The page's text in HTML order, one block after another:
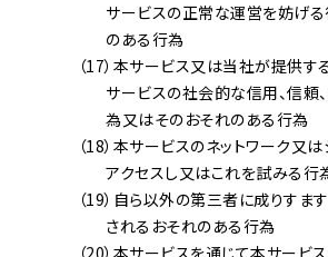
サービスの正常な運営を妨げ
のある行為
（17）本サービス又は当社が提供
サービスの社会的な信用、信頼
為又はそのおそれのある行為
（18）本サービスのネットワーク又
アクセスし又はこれを試みる行
（19）自ら以外の第三者に成りすま
されるおそれのある行為
（20）本サービスを通じて本サー